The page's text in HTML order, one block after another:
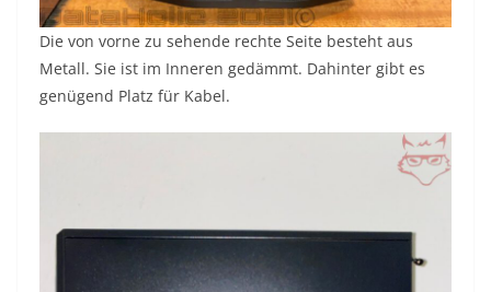
Die von vorne zu sehende rechte Seite besteht aus
Metall. Sie ist im Inneren gedämmt. Dahinter gibt es
genügend Platz für Kabel.